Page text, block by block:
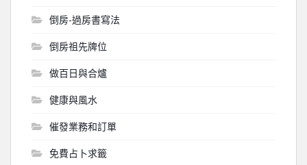
倒房-過房書寫法
倒房祖先牌位
做百日與合爐
健康與風水
催發業務和訂單
免費占卜求籤